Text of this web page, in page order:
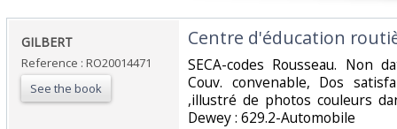
‎GILBERT‎
Reference : RO20014471
See the book
‎Centre d'éducation
‎SECA-codes Rousseau. Non
Couv. convenable, Dos
,illustré de photos couleurs
Dewey : 629.2-Automobile‎